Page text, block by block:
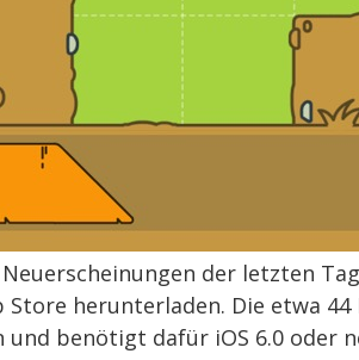
der letzten
Store herunterladen. Die etwa
benötigt dafür iOS 6.0 oder